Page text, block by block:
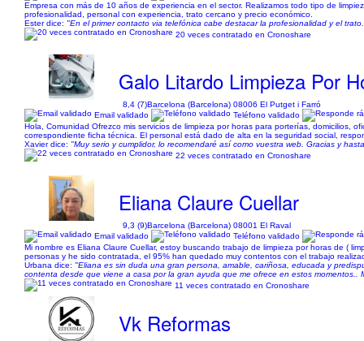
Empresa con más de 10 años de experiencia en el sector. Realizamos todo tipo de
profesionalidad, personal con experiencia, trato cercano y precio económico.
Ester dice: "En el primer contacto via telefónica cabe destacar la profesionalidad y el
20 veces contratado en Cronoshare
Galo Litardo Limpieza Por
8,4 (7)Barcelona (Barcelona) 08006 El Putget i Farró
Email validado
Teléfono validado
Hola, Comunidad Ofrezco mis servicios de limpieza por horas para porterías, domicilios,
correspondiente ficha técnica. El personal está dado de alta en la seguridad social,
Xavier dice: "Muy serio y cumplidor, lo recomendaré así como vuestra web. Gracias y
22 veces contratado en Cronoshare
Eliana Claure Cuellar
9,3 (9)Barcelona (Barcelona) 08001 El Raval
Email validado
Teléfono validado
Mi nombre es Eliana Claure Cuellar, estoy buscando trabajo de limpieza por horas de (
personas y he sido contratada, el 95% han quedado muy contentos con el trabajo
Urbana dice: "Eliana es sin duda una gran persona, amable, cariñosa, educada y
contenta desde que viene a casa por la gran ayuda que me ofrece en estos
11 veces contratado en Cronoshare
Vk Reformas